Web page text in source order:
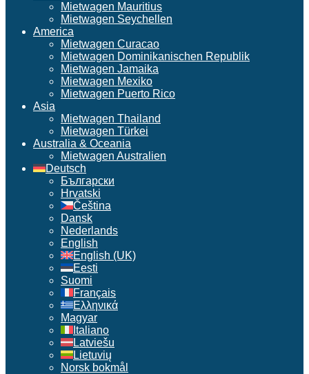
Mietwagen Mauritius
Mietwagen Seychellen
America
Mietwagen Curacao
Mietwagen Dominikanischen Republik
Mietwagen Jamaika
Mietwagen Mexiko
Mietwagen Puerto Rico
Asia
Mietwagen Thailand
Mietwagen Türkei
Australia & Oceania
Mietwagen Australien
Deutsch
Български
Hrvatski
Čeština
Dansk
Nederlands
English
English (UK)
Eesti
Suomi
Français
Ελληνικά
Magyar
Italiano
Latviešu
Lietuvių
Norsk bokmål